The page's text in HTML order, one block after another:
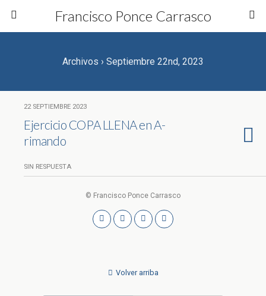
Francisco Ponce Carrasco
Archivos › Septiembre 22nd, 2023
22 SEPTIEMBRE 2023
Ejercicio COPA LLENA en A-
rimando
SIN RESPUESTA
© Francisco Ponce Carrasco
Volver arriba